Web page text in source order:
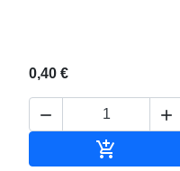
0,40 €
 
